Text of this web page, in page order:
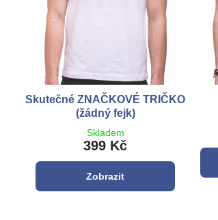
Skutečné ZNAČKOVÉ TRIČKO
(žádný fejk)
Skladem
399 Kč
Zobrazit